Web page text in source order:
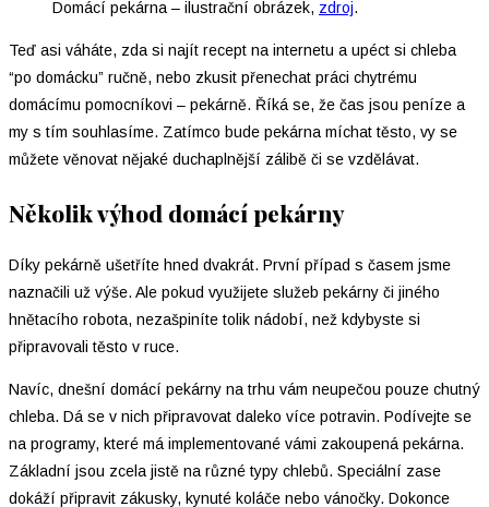
Domácí pekárna – ilustrační obrázek, zdroj.
Teď asi váháte, zda si najít recept na internetu a upéct si chleba
“po domácku” ručně, nebo zkusit přenechat práci chytrému
domácímu pomocníkovi – pekárně. Říká se, že čas jsou peníze a
my s tím souhlasíme. Zatímco bude pekárna míchat těsto, vy se
můžete věnovat nějaké duchaplnější zálibě či se vzdělávat.
Několik výhod domácí pekárny
Díky pekárně ušetříte hned dvakrát. První případ s časem jsme
naznačili už výše. Ale pokud využijete služeb pekárny či jiného
hnětacího robota, nezašpiníte tolik nádobí, než kdybyste si
připravovali těsto v ruce.
Navíc, dnešní domácí pekárny na trhu vám neupečou pouze chutný
chleba. Dá se v nich připravovat daleko více potravin. Podívejte se
na programy, které má implementované vámi zakoupená pekárna.
Základní jsou zcela jistě na různé typy chlebů. Speciální zase
dokáží připravit zákusky, kynuté koláče nebo vánočky. Dokonce